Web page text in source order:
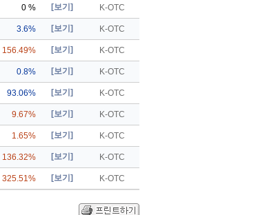
0 % [보기] K-OTC
3.6% [보기] K-OTC
156.49% [보기] K-OTC
0.8% [보기] K-OTC
93.06% [보기] K-OTC
9.67% [보기] K-OTC
1.65% [보기] K-OTC
136.32% [보기] K-OTC
325.51% [보기] K-OTC